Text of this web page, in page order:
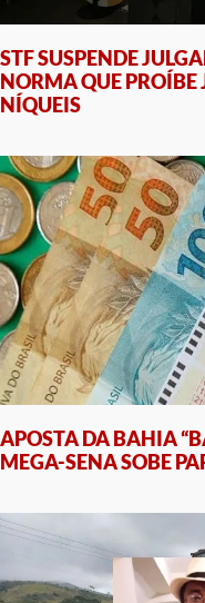
STF SUSPENDE
NORMA QUE PROÍBE
NÍQUEIS
APOSTA DA BAHIA
MEGA-SENA SOBE